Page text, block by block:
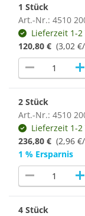
1 Stück
Art.-Nr.: 4510
Lieferzeit 1-
120,80 € (3,02
remove add
2 Stück
Art.-Nr.: 4510
Lieferzeit 1-
236,80 € (2,96
1 % Ersparnis
remove add
4 Stück